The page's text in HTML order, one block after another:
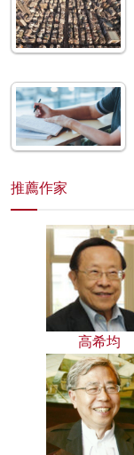
推薦作家
高希均